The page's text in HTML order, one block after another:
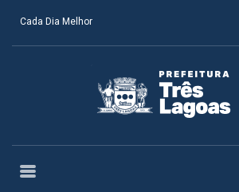
Cada Dia Melhor